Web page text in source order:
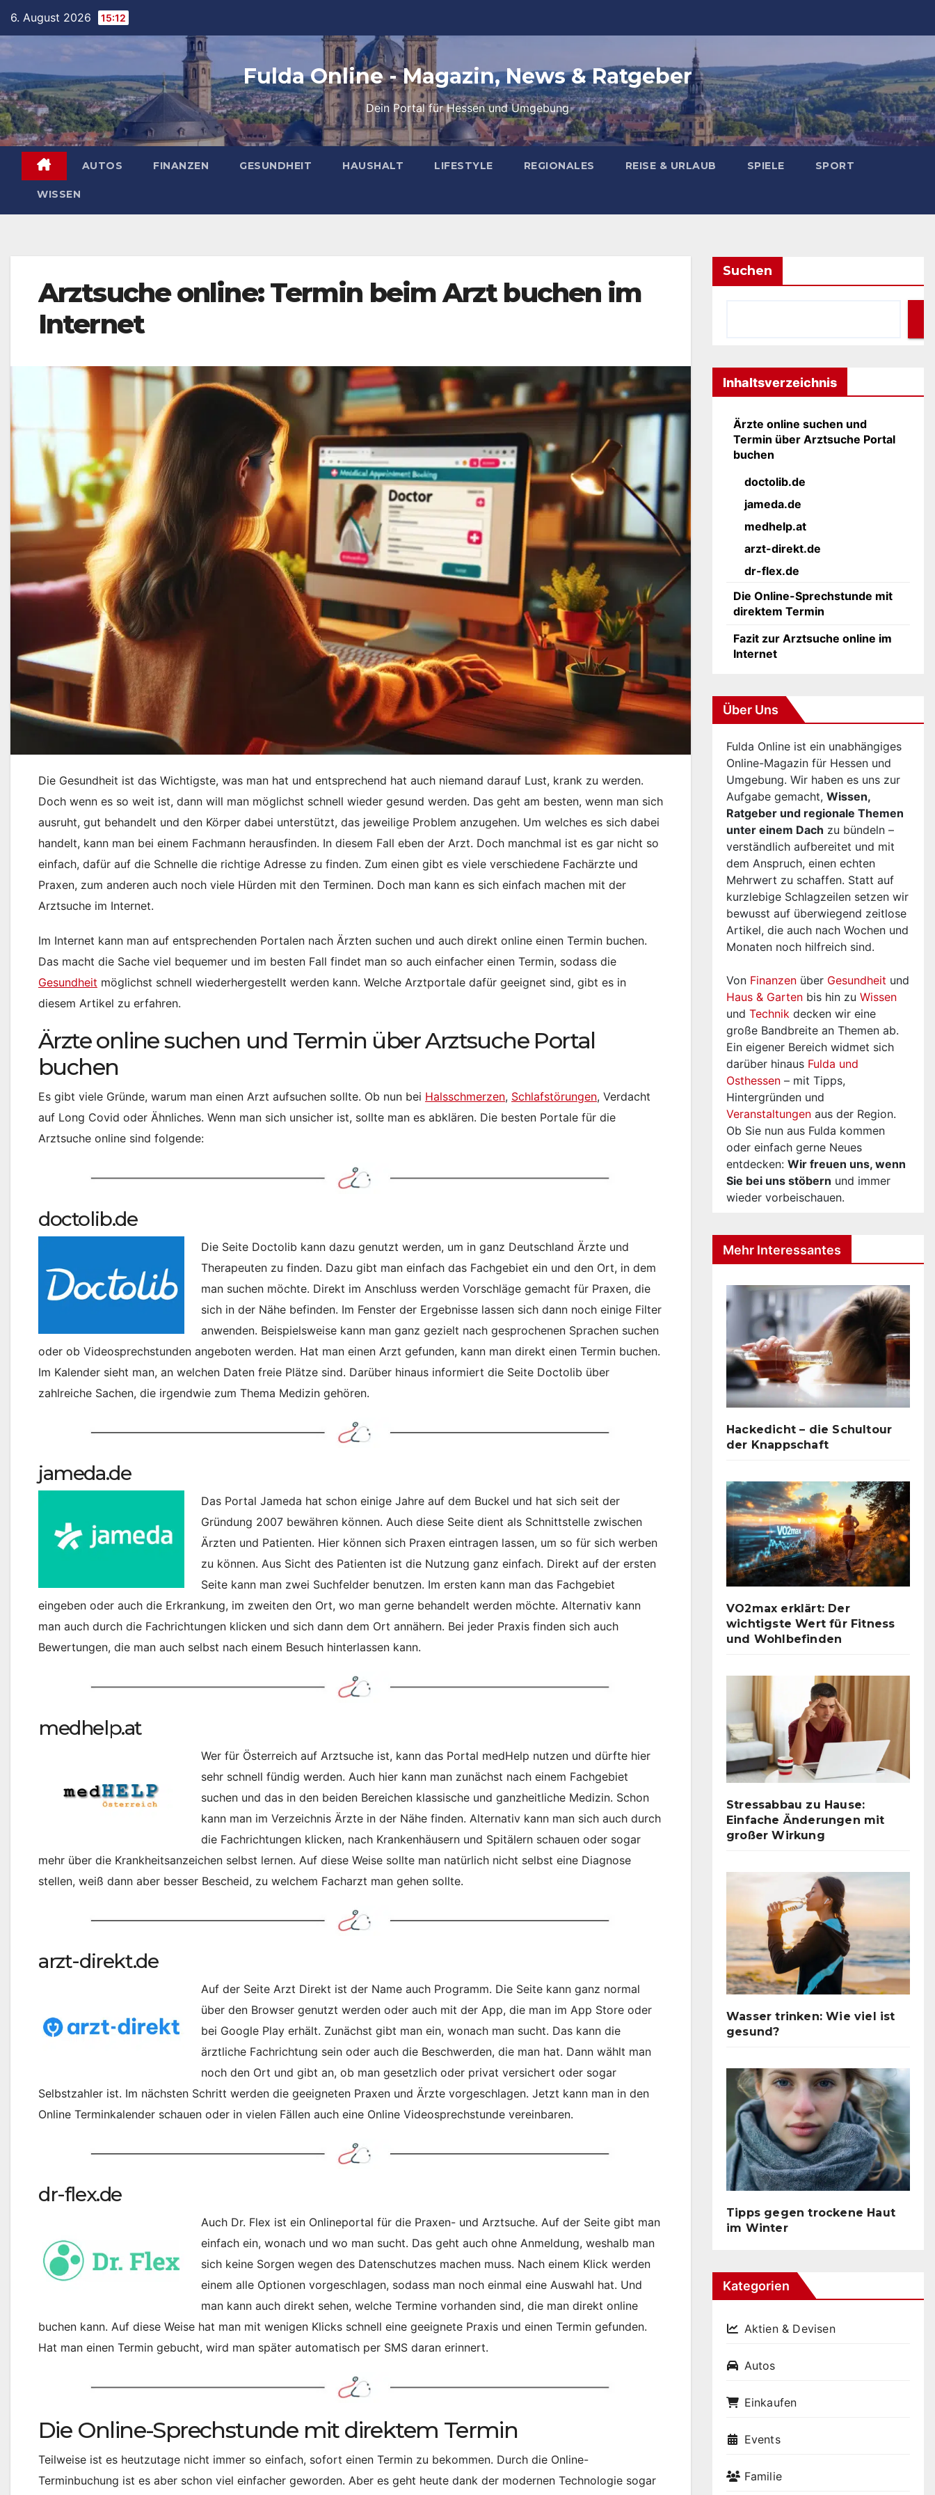
content
6. August 2026 15:12
Fulda Online - Magazin, News & Ratgeber
Dein Portal für Hessen und Umgebung
AUTOS FINANZEN GESUNDHEIT HAUSHALT LIFESTYLE REGIONALES REISE & URLAUB SPIELE SPORT
WISSEN
Arztsuche online: Termin beim Arzt buchen im
Internet
Die Gesundheit ist das Wichtigste, was man hat und entsprechend hat auch niemand darauf Lust, krank zu werden.
Doch wenn es so weit ist, dann will man möglichst schnell wieder gesund werden. Das geht am besten, wenn man sich
ausruht, gut behandelt und den Körper dabei unterstützt, das jeweilige Problem anzugehen. Um welches es sich dabei
handelt, kann man bei einem Fachmann herausfinden. In diesem Fall eben der Arzt. Doch manchmal ist es gar nicht so
einfach, dafür auf die Schnelle die richtige Adresse zu finden. Zum einen gibt es viele verschiedene Fachärzte und
Praxen, zum anderen auch noch viele Hürden mit den Terminen. Doch man kann es sich einfach machen mit der
Arztsuche im Internet.
Im Internet kann man auf entsprechenden Portalen nach Ärzten suchen und auch direkt online einen Termin buchen.
Das macht die Sache viel bequemer und im besten Fall findet man so auch einfacher einen Termin, sodass die
Gesundheit möglichst schnell wiederhergestellt werden kann. Welche Arztportale dafür geeignet sind, gibt es in
diesem Artikel zu erfahren.
Ärzte online suchen und Termin über Arztsuche Portal
buchen
Es gibt viele Gründe, warum man einen Arzt aufsuchen sollte. Ob nun bei Halsschmerzen, Schlafstörungen, Verdacht
auf Long Covid oder Ähnliches. Wenn man sich unsicher ist, sollte man es abklären. Die besten Portale für die
Arztsuche online sind folgende:
doctolib.de
Die Seite Doctolib kann dazu genutzt werden, um in ganz Deutschland Ärzte und
Therapeuten zu finden. Dazu gibt man einfach das Fachgebiet ein und den Ort, in dem
man suchen möchte. Direkt im Anschluss werden Vorschläge gemacht für Praxen, die
sich in der Nähe befinden. Im Fenster der Ergebnisse lassen sich dann noch einige Filter
anwenden. Beispielsweise kann man ganz gezielt nach gesprochenen Sprachen suchen
oder ob Videosprechstunden angeboten werden. Hat man einen Arzt gefunden, kann man direkt einen Termin buchen.
Im Kalender sieht man, an welchen Daten freie Plätze sind. Darüber hinaus informiert die Seite Doctolib über
zahlreiche Sachen, die irgendwie zum Thema Medizin gehören.
jameda.de
Das Portal Jameda hat schon einige Jahre auf dem Buckel und hat sich seit der
Gründung 2007 bewähren können. Auch diese Seite dient als Schnittstelle zwischen
Ärzten und Patienten. Hier können sich Praxen eintragen lassen, um so für sich werben
zu können. Aus Sicht des Patienten ist die Nutzung ganz einfach. Direkt auf der ersten
Seite kann man zwei Suchfelder benutzen. Im ersten kann man das Fachgebiet
eingeben oder auch die Erkrankung, im zweiten den Ort, wo man gerne behandelt werden möchte. Alternativ kann
man auch durch die Fachrichtungen klicken und sich dann dem Ort annähern. Bei jeder Praxis finden sich auch
Bewertungen, die man auch selbst nach einem Besuch hinterlassen kann.
medhelp.at
Wer für Österreich auf Arztsuche ist, kann das Portal medHelp nutzen und dürfte hier
sehr schnell fündig werden. Auch hier kann man zunächst nach einem Fachgebiet
suchen und das in den beiden Bereichen klassische und ganzheitliche Medizin. Schon
kann man im Verzeichnis Ärzte in der Nähe finden. Alternativ kann man sich auch durch
die Fachrichtungen klicken, nach Krankenhäusern und Spitälern schauen oder sogar
mehr über die Krankheitsanzeichen selbst lernen. Auf diese Weise sollte man natürlich nicht selbst eine Diagnose
stellen, weiß dann aber besser Bescheid, zu welchem Facharzt man gehen sollte.
arzt-direkt.de
Auf der Seite Arzt Direkt ist der Name auch Programm. Die Seite kann ganz normal
über den Browser genutzt werden oder auch mit der App, die man im App Store oder
bei Google Play erhält. Zunächst gibt man ein, wonach man sucht. Das kann die
ärztliche Fachrichtung sein oder auch die Beschwerden, die man hat. Dann wählt man
noch den Ort und gibt an, ob man gesetzlich oder privat versichert oder sogar
Selbstzahler ist. Im nächsten Schritt werden die geeigneten Praxen und Ärzte vorgeschlagen. Jetzt kann man in den
Online Terminkalender schauen oder in vielen Fällen auch eine Online Videosprechstunde vereinbaren.
dr-flex.de
Auch Dr. Flex ist ein Onlineportal für die Praxen- und Arztsuche. Auf der Seite gibt man
einfach ein, wonach und wo man sucht. Das geht auch ohne Anmeldung, weshalb man
sich keine Sorgen wegen des Datenschutzes machen muss. Nach einem Klick werden
einem alle Optionen vorgeschlagen, sodass man noch einmal eine Auswahl hat. Und
man kann auch direkt sehen, welche Termine vorhanden sind, die man direkt online
buchen kann. Auf diese Weise hat man mit wenigen Klicks schnell eine geeignete Praxis und einen Termin gefunden.
Hat man einen Termin gebucht, wird man später automatisch per SMS daran erinnert.
Die Online-Sprechstunde mit direktem Termin
Teilweise ist es heutzutage nicht immer so einfach, sofort einen Termin zu bekommen. Durch die Online-
Terminbuchung ist es aber schon viel einfacher geworden. Aber es geht heute dank der modernen Technologie sogar
Suchen
Inhaltsverzeichnis
Ärzte online suchen und
Termin über Arztsuche Portal
buchen
doctolib.de
jameda.de
medhelp.at
arzt-direkt.de
dr-flex.de
Die Online-Sprechstunde mit
direktem Termin
Fazit zur Arztsuche online im
Internet
Über Uns
Fulda Online ist ein unabhängiges
Online-Magazin für Hessen und
Umgebung. Wir haben es uns zur
Aufgabe gemacht, Wissen,
Ratgeber und regionale Themen
unter einem Dach zu bündeln –
verständlich aufbereitet und mit
dem Anspruch, einen echten
Mehrwert zu schaffen. Statt auf
kurzlebige Schlagzeilen setzen wir
bewusst auf überwiegend zeitlose
Artikel, die auch nach Wochen und
Monaten noch hilfreich sind.
Von Finanzen über Gesundheit und
Haus & Garten bis hin zu Wissen
und Technik decken wir eine
große Bandbreite an Themen ab.
Ein eigener Bereich widmet sich
darüber hinaus Fulda und
Osthessen – mit Tipps,
Hintergründen und
Veranstaltungen aus der Region.
Ob Sie nun aus Fulda kommen
oder einfach gerne Neues
entdecken: Wir freuen uns, wenn
Sie bei uns stöbern und immer
wieder vorbeischauen.
Mehr Interessantes
Hackedicht – die Schultour
der Knappschaft
VO2max erklärt: Der
wichtigste Wert für Fitness
und Wohlbefinden
Stressabbau zu Hause:
Einfache Änderungen mit
großer Wirkung
Wasser trinken: Wie viel ist
gesund?
Tipps gegen trockene Haut
im Winter
Kategorien
Aktien & Devisen
Autos
Einkaufen
Events
Familie